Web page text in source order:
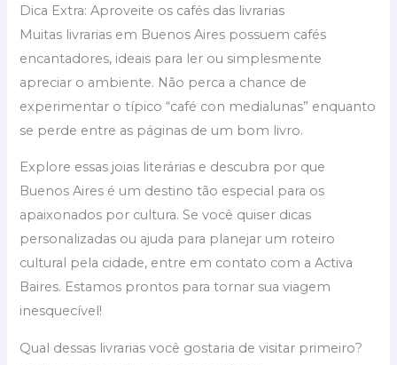
Dica Extra: Aproveite os cafés das livrarias
Muitas livrarias em Buenos Aires possuem cafés
encantadores, ideais para ler ou simplesmente
apreciar o ambiente. Não perca a chance de
experimentar o típico “café con medialunas” enquanto
se perde entre as páginas de um bom livro.
Explore essas joias literárias e descubra por que
Buenos Aires é um destino tão especial para os
apaixonados por cultura. Se você quiser dicas
personalizadas ou ajuda para planejar um roteiro
cultural pela cidade, entre em contato com a Activa
Baires. Estamos prontos para tornar sua viagem
inesquecível!
Qual dessas livrarias você gostaria de visitar primeiro?